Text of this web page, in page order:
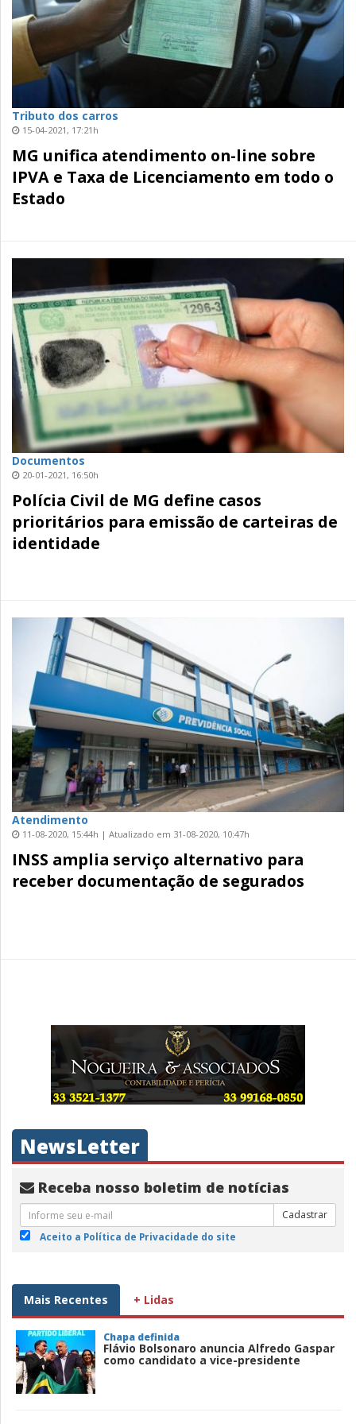
Tributo dos carros
15-04-2021, 17:21h
MG unifica atendimento on-line sobre
IPVA e Taxa de Licenciamento em todo o
Estado
Documentos
20-01-2021, 16:50h
Polícia Civil de MG define casos
prioritários para emissão de carteiras de
identidade
Atendimento
11-08-2020, 15:44h | Atualizado em 31-08-2020, 10:47h
INSS amplia serviço alternativo para
receber documentação de segurados
NewsLetter
Receba nosso boletim de notícias
Cadastrar
Aceito a Política de Privacidade do site
Mais Recentes + Lidas
Chapa definida
Flávio Bolsonaro anuncia Alfredo Gaspar
como candidato a vice-presidente